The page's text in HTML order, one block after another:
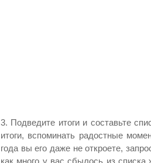
3. Подведите итоги и составьте
итоги, вспоминать радостные
года вы его даже не откроете,
как много у вас сбылось из списка